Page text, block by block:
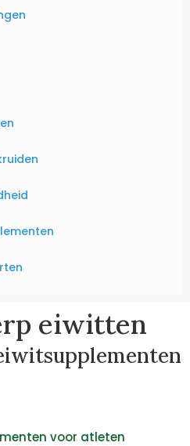
eiwitten
voor atleten